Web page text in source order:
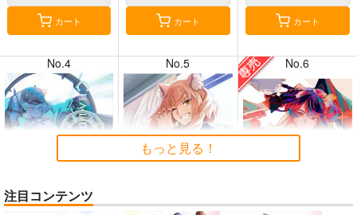
7月31日掲載
7月30日掲載 7月30日掲載
カート カート カート
No.4 No.5 No.6
もっと見る！
注目コンテンツ